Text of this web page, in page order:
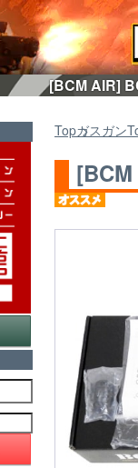
[BCM AIR]
Topガスガン